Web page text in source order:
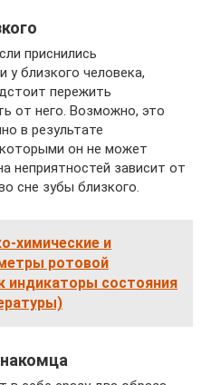
приснились
у близкого человека,
пережить
от него. Возможно, это
в результате
он не может
неприятностей зависит от
сне зубы близкого.
химические и
ротовой
индикаторы состояния